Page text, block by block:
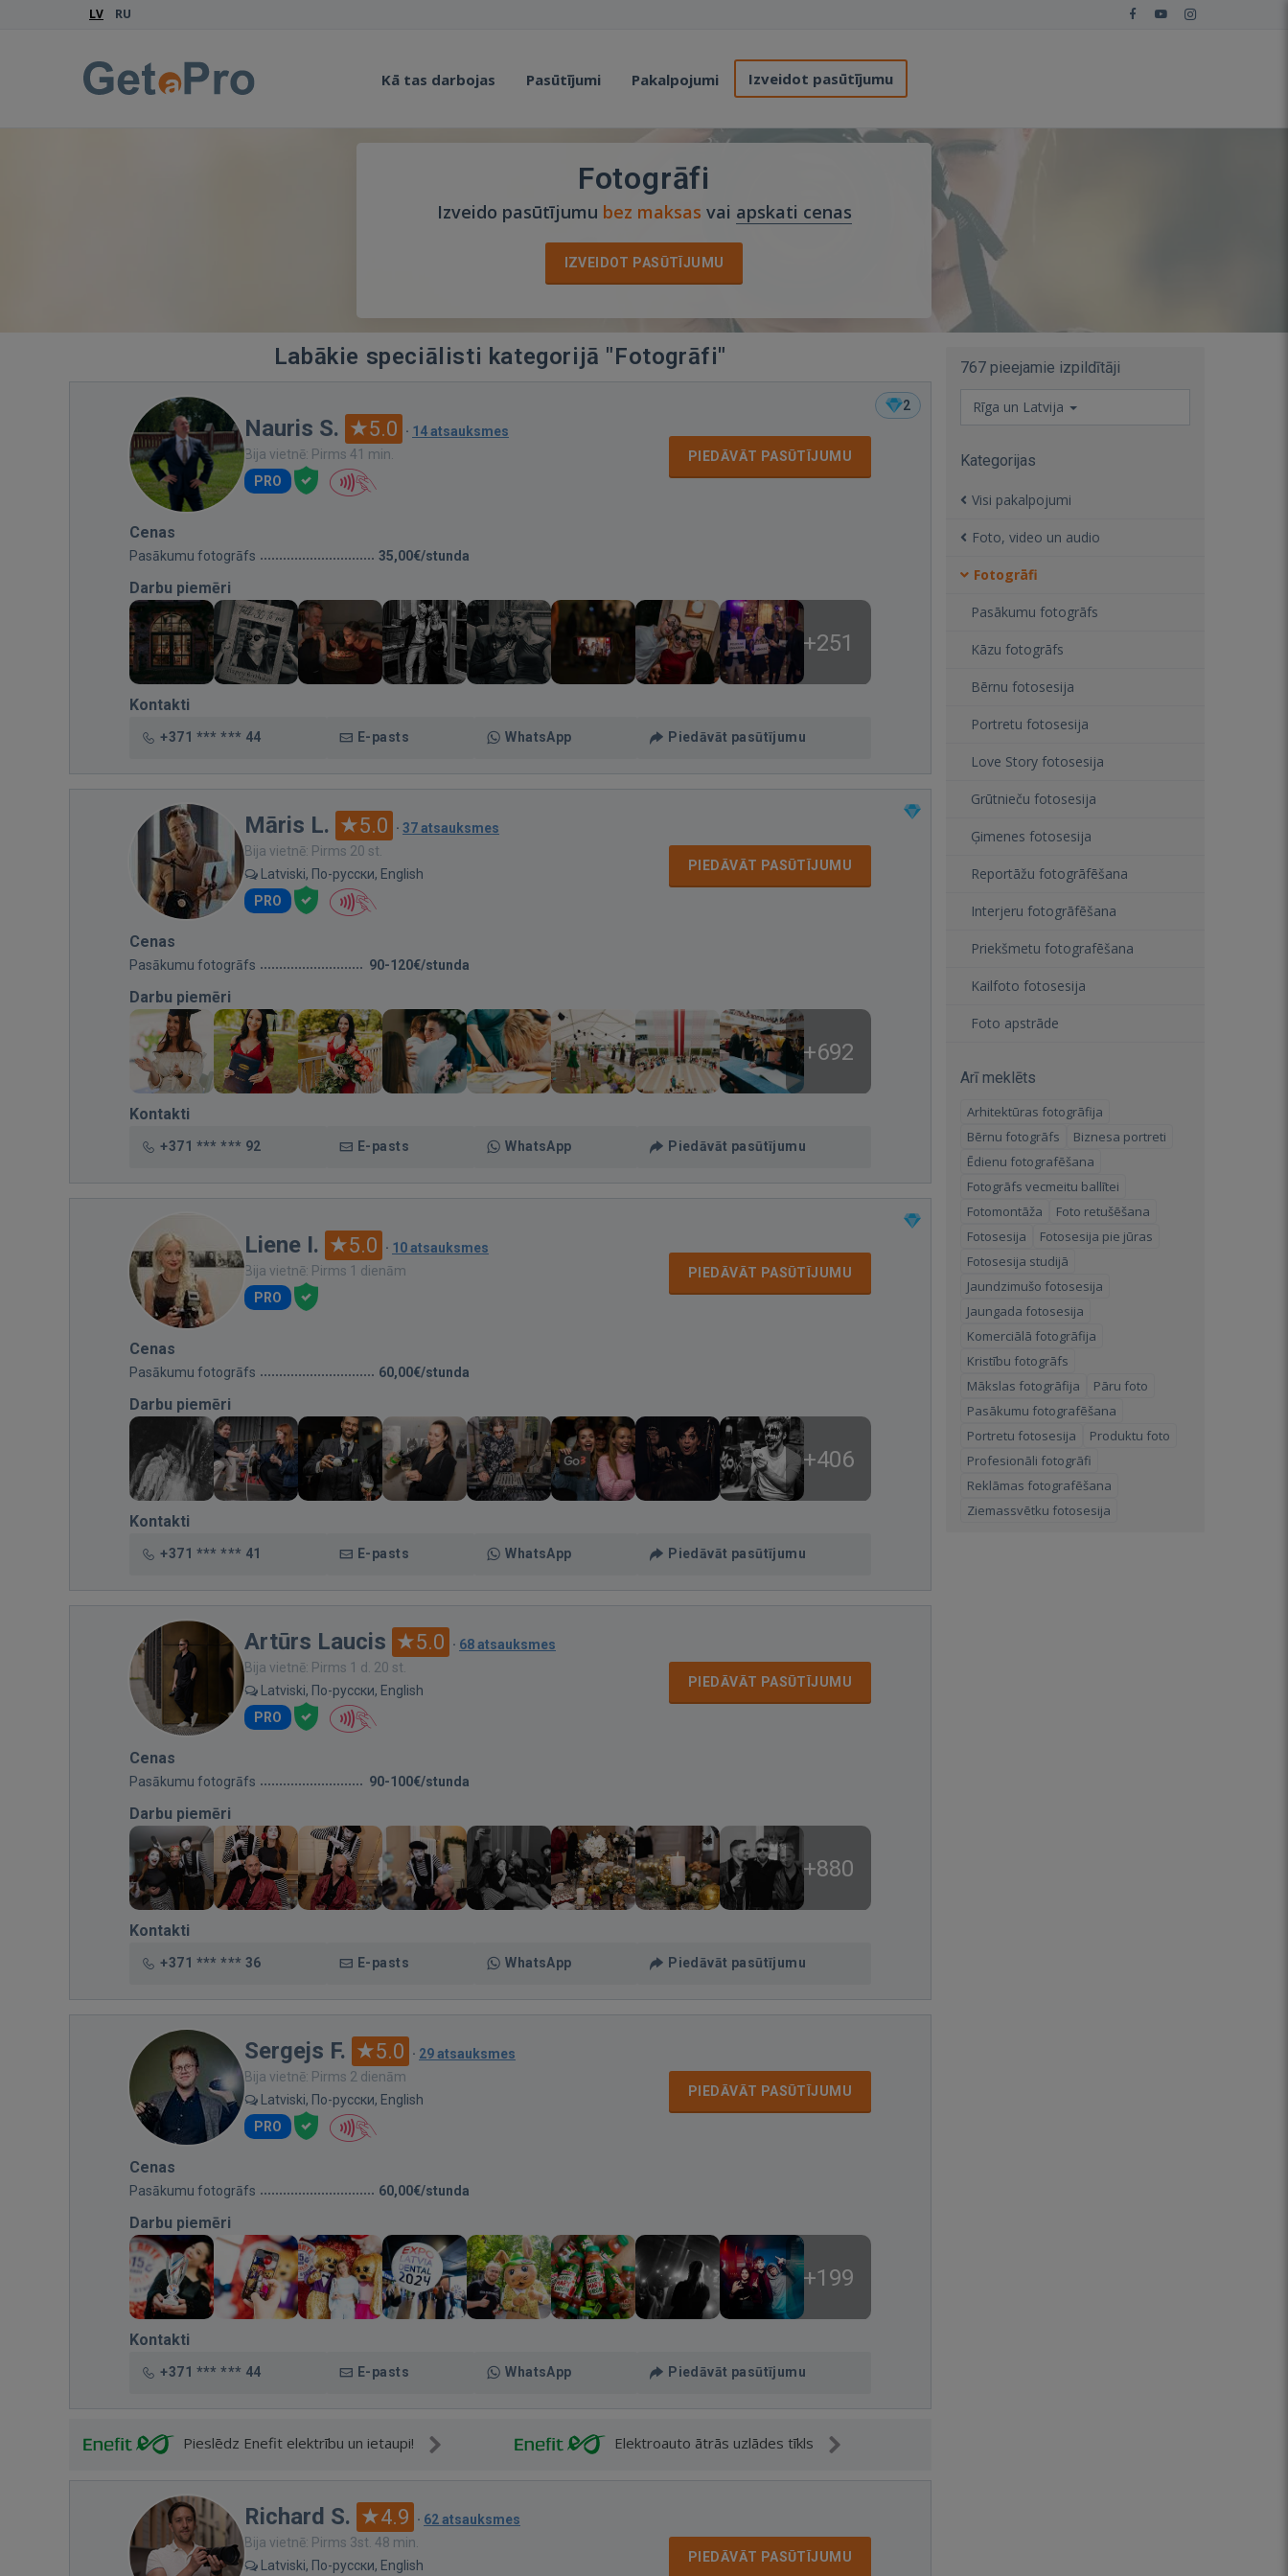
LV RU
Kā tas darbojas Pasūtījumi Pakalpojumi Izveidot pasūtījumu
Fotogrāfi
Izveido pasūtījumu bez maksas vai apskati cenas
IZVEIDOT PASŪTĪJUMU
Labākie speciālisti kategorijā "Fotogrāfi"
2
Nauris S. 5.0 · 14 atsauksmes
Bija vietnē: Pirms 41 min.
PRO
PIEDĀVĀT PASŪTĪJUMU
Cenas
Pasākumu fotogrāfs 35,00€/stunda
Darbu piemēri
+251
Kontakti
+371 *** *** 44 E-pasts WhatsApp Piedāvāt pasūtījumu
Māris L. 5.0 · 37 atsauksmes
Bija vietnē: Pirms 20 st.
Latviski, По-русски, English
PRO
PIEDĀVĀT PASŪTĪJUMU
Cenas
Pasākumu fotogrāfs 90-120€/stunda
Darbu piemēri
+692
Kontakti
+371 *** *** 92 E-pasts WhatsApp Piedāvāt pasūtījumu
Liene I. 5.0 · 10 atsauksmes
Bija vietnē: Pirms 1 dienām
PRO
PIEDĀVĀT PASŪTĪJUMU
Cenas
Pasākumu fotogrāfs 60,00€/stunda
Darbu piemēri
+406
Kontakti
+371 *** *** 41 E-pasts WhatsApp Piedāvāt pasūtījumu
Artūrs Laucis 5.0 · 68 atsauksmes
Bija vietnē: Pirms 1 d. 20 st.
Latviski, По-русски, English
PRO
PIEDĀVĀT PASŪTĪJUMU
Cenas
Pasākumu fotogrāfs 90-100€/stunda
Darbu piemēri
+880
Kontakti
+371 *** *** 36 E-pasts WhatsApp Piedāvāt pasūtījumu
Sergejs F. 5.0 · 29 atsauksmes
Bija vietnē: Pirms 2 dienām
Latviski, По-русски, English
PRO
PIEDĀVĀT PASŪTĪJUMU
Cenas
Pasākumu fotogrāfs 60,00€/stunda
Darbu piemēri
+199
Kontakti
+371 *** *** 44 E-pasts WhatsApp Piedāvāt pasūtījumu
Pieslēdz Enefit elektrību un ietaupi! Elektroauto ātrās uzlādes tīkls
Richard S. 4.9 · 62 atsauksmes
Bija vietnē: Pirms 3st. 48 min.
Latviski, По-русски, English
PIEDĀVĀT PASŪTĪJUMU
767 pieejamie izpildītāji
Rīga un Latvija
Kategorijas
Visi pakalpojumi
Foto, video un audio
Fotogrāfi
Pasākumu fotogrāfs
Kāzu fotogrāfs
Bērnu fotosesija
Portretu fotosesija
Love Story fotosesija
Grūtnieču fotosesija
Ģimenes fotosesija
Reportāžu fotogrāfēšana
Interjeru fotogrāfēšana
Priekšmetu fotografēšana
Kailfoto fotosesija
Foto apstrāde
Arī meklēts
Arhitektūras fotogrāfija
Bērnu fotogrāfs
Biznesa portreti
Ēdienu fotografēšana
Fotogrāfs vecmeitu ballītei
Fotomontāža
Foto retušēšana
Fotosesija
Fotosesija pie jūras
Fotosesija studijā
Jaundzimušo fotosesija
Jaungada fotosesija
Komerciālā fotogrāfija
Kristību fotogrāfs
Mākslas fotogrāfija
Pāru foto
Pasākumu fotografēšana
Portretu fotosesija
Produktu foto
Profesionāli fotogrāfi
Reklāmas fotografēšana
Ziemassvētku fotosesija